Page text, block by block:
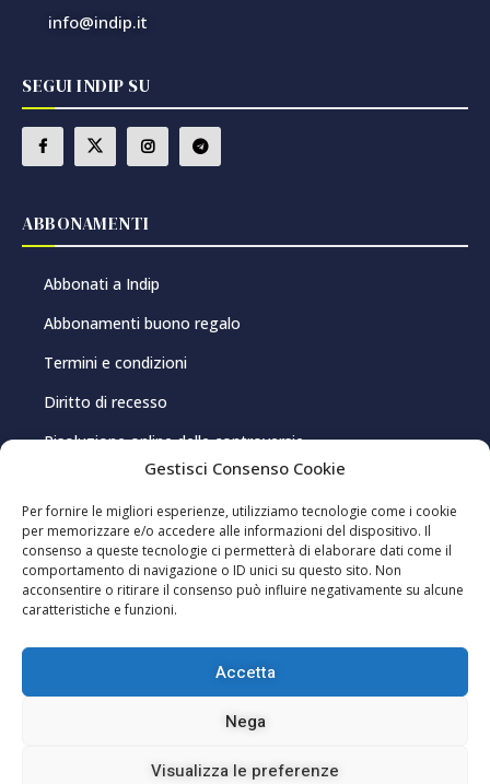
Gestisci Consenso Cookie
Per fornire le migliori esperienze, utilizziamo tecnologie come i cookie
per memorizzare e/o accedere alle informazioni del dispositivo. Il
consenso a queste tecnologie ci permetterà di elaborare dati come il
comportamento di navigazione o ID unici su questo sito. Non
acconsentire o ritirare il consenso può influire negativamente su alcune
caratteristiche e funzioni.
Accetta
Nega
Visualizza le preferenze
info@indip.it
SEGUI INDIP SU
ABBONAMENTI
Abbonati a Indip
Abbonamenti buono regalo
Termini e condizioni
Diritto di recesso
Risoluzione online delle controversie
PRIVACY E COOKIE
Privacy Policy
Cookie Policy
Editoriale Indip Srl – P.IVA 03962150920 – Registrazione al Registro della
responsabile: Pablo Sole ISSN 2785-2466